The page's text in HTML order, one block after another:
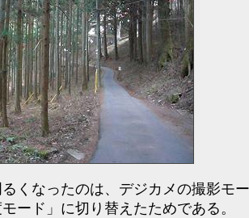
くなったのは、デジカメの撮影モ
ード」に切り替えたためである。